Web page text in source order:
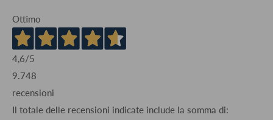
Ottimo
4,6/5
9.748
recensioni
Il totale delle recensioni indicate include la somma di: